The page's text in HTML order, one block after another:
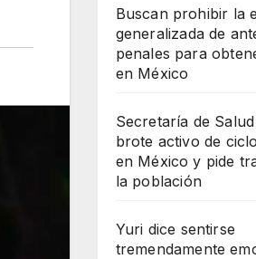
Buscan prohibir la
generalizada de
penales para
en México
Secretaría de
brote activo de
en México y pide
la población
Yuri dice sentirse
tremendamente